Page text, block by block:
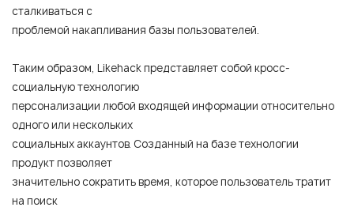
сталкиваться с
проблемой накапливания базы пользователей.
Таким образом, Likehack представляет собой кросс-
социальную технологию
персонализации любой входящей информации относительно
одного или нескольких
социальных аккаунтов. Созданный на базе технологии
продукт позволяет
значительно сократить время, которое пользователь тратит
на поиск